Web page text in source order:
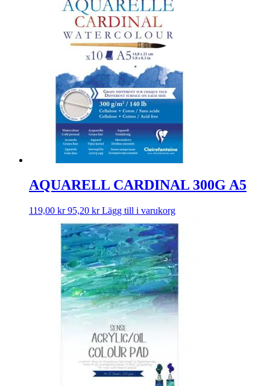
AQUARELL CARDINAL 300G A5
119,00 kr 95,20 kr Lägg till i varukorg